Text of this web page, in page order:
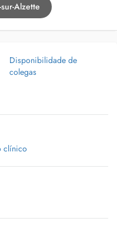
Alzette
Disponibilidade de
colegas
clínico